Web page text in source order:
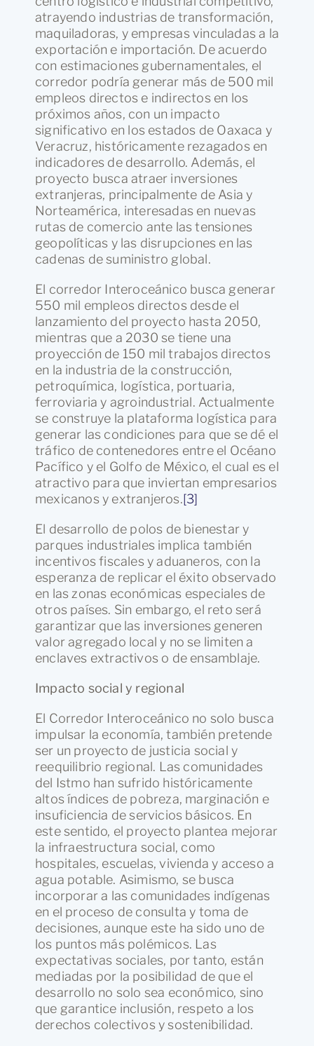
atrayendo industrias de transformación,
maquiladoras, y empresas vinculadas a la
exportación e importación. De acuerdo
con estimaciones gubernamentales, el
corredor podría generar más de 500 mil
empleos directos e indirectos en los
próximos años, con un impacto
significativo en los estados de Oaxaca y
Veracruz, históricamente rezagados en
indicadores de desarrollo. Además, el
proyecto busca atraer inversiones
extranjeras, principalmente de Asia y
Norteamérica, interesadas en nuevas
rutas de comercio ante las tensiones
geopolíticas y las disrupciones en las
cadenas de suministro global.
El corredor Interoceánico busca generar
550 mil empleos directos desde el
lanzamiento del proyecto hasta 2050,
mientras que a 2030 se tiene una
proyección de 150 mil trabajos directos
en la industria de la construcción,
petroquímica, logística, portuaria,
ferroviaria y agroindustrial. Actualmente
se construye la plataforma logística para
generar las condiciones para que se dé el
tráfico de contenedores entre el Océano
Pacífico y el Golfo de México, el cual es el
atractivo para que inviertan empresarios
mexicanos y extranjeros.[3]
El desarrollo de polos de bienestar y
parques industriales implica también
incentivos fiscales y aduaneros, con la
esperanza de replicar el éxito observado
en las zonas económicas especiales de
otros países. Sin embargo, el reto será
garantizar que las inversiones generen
valor agregado local y no se limiten a
enclaves extractivos o de ensamblaje.
Impacto social y regional
El Corredor Interoceánico no solo busca
impulsar la economía, también pretende
ser un proyecto de justicia social y
reequilibrio regional. Las comunidades
del Istmo han sufrido históricamente
altos índices de pobreza, marginación e
insuficiencia de servicios básicos. En
este sentido, el proyecto plantea mejorar
la infraestructura social, como
hospitales, escuelas, vivienda y acceso a
agua potable. Asimismo, se busca
incorporar a las comunidades indígenas
en el proceso de consulta y toma de
decisiones, aunque este ha sido uno de
los puntos más polémicos. Las
expectativas sociales, por tanto, están
mediadas por la posibilidad de que el
desarrollo no solo sea económico, sino
que garantice inclusión, respeto a los
derechos colectivos y sostenibilidad.